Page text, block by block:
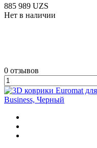
885 989 UZS
Нет в наличии
0 отзывов